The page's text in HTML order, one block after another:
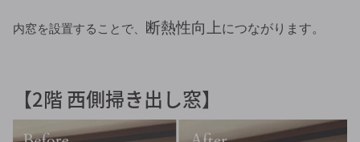
内窓を設置することで、 断熱性向上につながります。
【2階 西側掃き出し窓】